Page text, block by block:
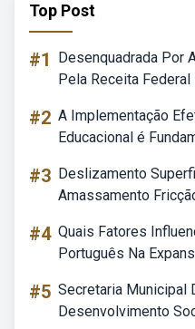
Top Post
#1
Desenquadrada Por
Pela Receita Federal
#2 A Implementação
Educacional é
#3 Deslizamento
Amassamento
#4 Quais Fatores
Português Na
#5 Secretaria Municipal
Desenvolvimento